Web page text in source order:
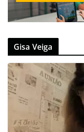
Gisa Veiga